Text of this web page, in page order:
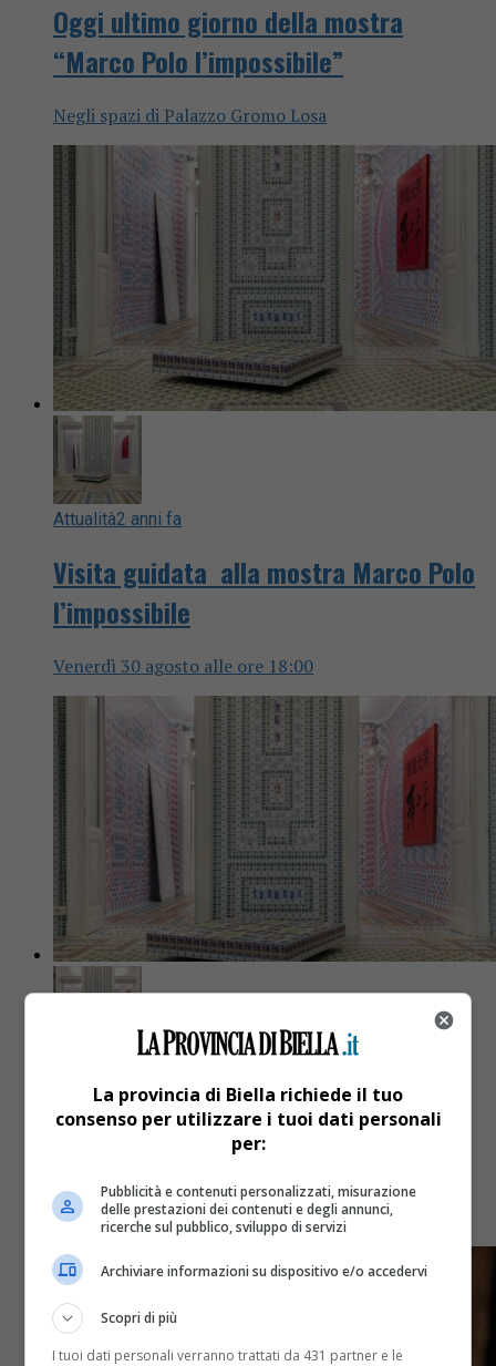
Oggi ultimo giorno della mostra
“Marco Polo l’impossibile”
Negli spazi di Palazzo Gromo Losa
Attualità2 anni fa
Visita guidata alla mostra Marco Polo
l’impossibile
Venerdì 30 agosto alle ore 18:00
A Palazzo Gromo Losa la mostra
“Marco Polo, l’impossibile”
Orari di Ferragosto: dalle 10 alle 19
La provincia di Biella richiede il tuo
consenso per utilizzare i tuoi dati personali
per:
Pubblicità e contenuti personalizzati, misurazione
delle prestazioni dei contenuti e degli annunci,
ricerche sul pubblico, sviluppo di servizi
Archiviare informazioni su dispositivo e/o accedervi
Scopri di più
I tuoi dati personali verranno trattati da 431 partner e le